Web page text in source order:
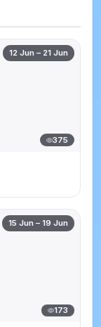
12 Jun – 21 Jun
375
15 Jun – 19 Jun
173